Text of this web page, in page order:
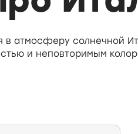
в атмосферу солнечной
и неповторимым